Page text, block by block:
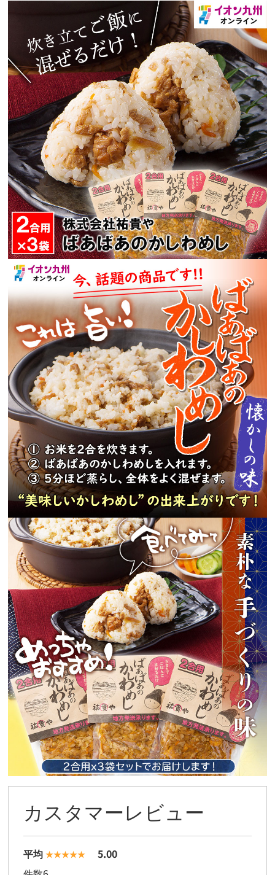
カスタマーレビュー
平均
5.00